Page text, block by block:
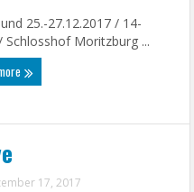
25.-27.12.2017 / 14-
Schlosshof Moritzburg ...
17, 2017